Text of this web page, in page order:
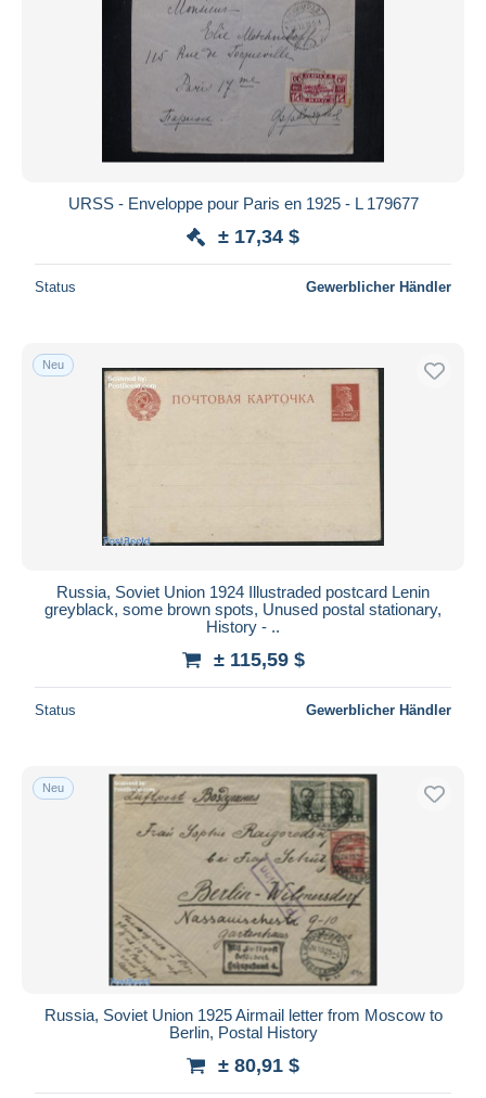
URSS - Enveloppe pour Paris en 1925 - L 179677
± 17,34 $
Status Gewerblicher Händler
Neu
Russia, Soviet Union 1924 Illustraded postcard Lenin
greyblack, some brown spots, Unused postal stationary,
History - ..
± 115,59 $
Status Gewerblicher Händler
Neu
Russia, Soviet Union 1925 Airmail letter from Moscow to
Berlin, Postal History
± 80,91 $